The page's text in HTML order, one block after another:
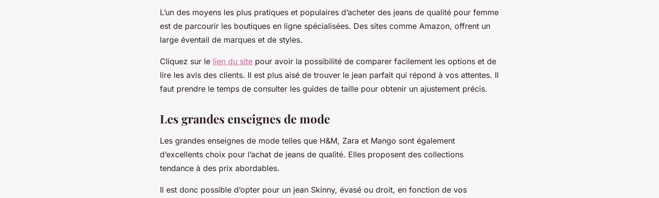
L’un des moyens les plus pratiques et populaires d’acheter des jeans de qualité pour femme
est de parcourir les boutiques en ligne spécialisées. Des sites comme Amazon, offrent un
large éventail de marques et de styles.
Cliquez sur le lien du site pour avoir la possibilité de comparer facilement les options et de
lire les avis des clients. Il est plus aisé de trouver le jean parfait qui répond à vos attentes. Il
faut prendre le temps de consulter les guides de taille pour obtenir un ajustement précis.
Les grandes enseignes de mode
Les grandes enseignes de mode telles que H&M, Zara et Mango sont également
d’excellents choix pour l’achat de jeans de qualité. Elles proposent des collections
tendance à des prix abordables.
Il est donc possible d’opter pour un jean Skinny, évasé ou droit, en fonction de vos